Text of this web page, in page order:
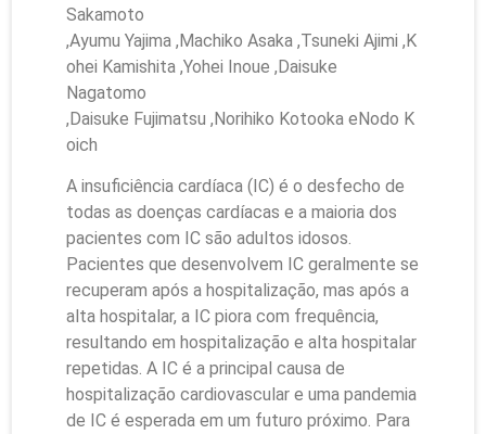
Sakamoto
,Ayumu Yajima ,Machiko Asaka ,Tsuneki Ajimi ,K
ohei Kamishita ,Yohei Inoue ,Daisuke
Nagatomo
,Daisuke Fujimatsu ,Norihiko Kotooka eNodo K
oich
A insuficiência cardíaca (IC) é o desfecho de
todas as doenças cardíacas e a maioria dos
pacientes com IC são adultos idosos.
Pacientes que desenvolvem IC geralmente se
recuperam após a hospitalização, mas após a
alta hospitalar, a IC piora com frequência,
resultando em hospitalização e alta hospitalar
repetidas. A IC é a principal causa de
hospitalização cardiovascular e uma pandemia
de IC é esperada em um futuro próximo. Para